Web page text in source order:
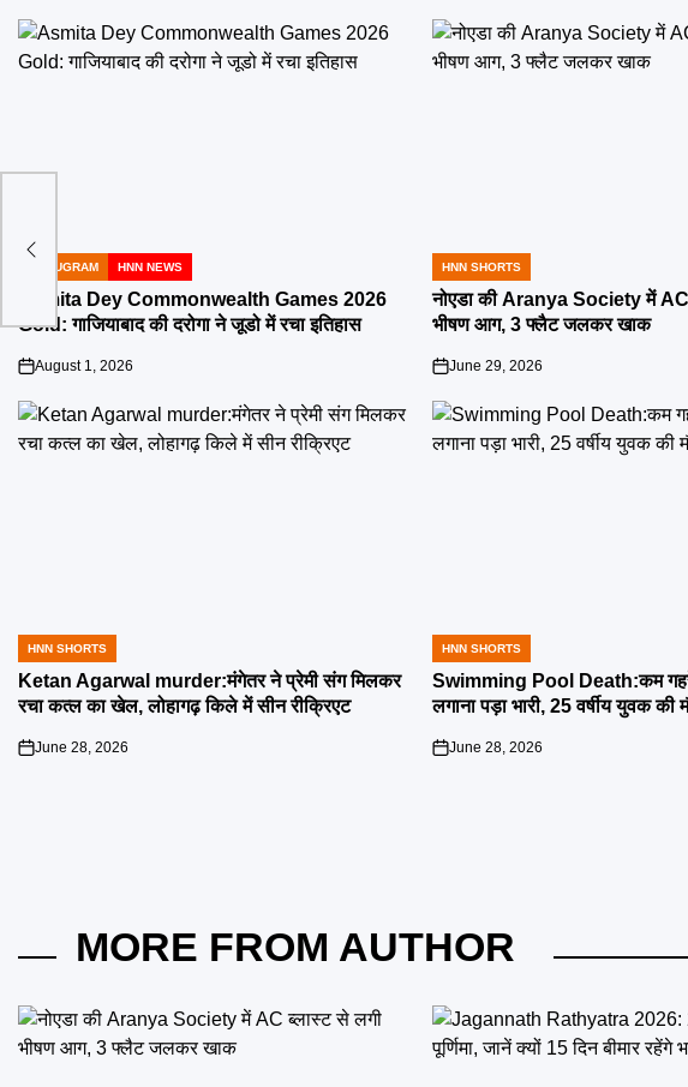
POSTED
GURUGRAM HNN NEWS
Asmita Dey Commonwealth Games 2026
Gold: गाजियाबाद की दरोगा ने जूडो में रचा इतिहास
on
August 1, 2026
POSTED
IN
HNN SHORTS
नोएडा की Aranya Society में AC
भीषण आग, 3 फ्लैट जलकर खाक
on
June 29, 2026
POSTED
IN
HNN SHORTS
Ketan Agarwal murder:मंगेतर ने प्रेमी संग मिलकर
रचा कत्ल का खेल, लोहागढ़ किले में सीन रीक्रिएट
on
June 28, 2026
POSTED
IN
HNN SHORTS
Swimming Pool Death:कम गहरे
लगाना पड़ा भारी, 25 वर्षीय युवक की
on
June 28, 2026
MORE FROM AUTHOR